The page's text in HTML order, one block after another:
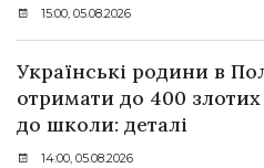
15:00, 05.08.2026
Українські родини в
отримати до 400 злотих
до школи: деталі
14:00, 05.08.2026